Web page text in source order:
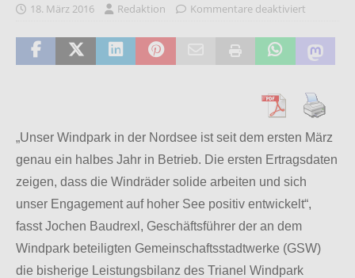
18. März 2016 Redaktion Kommentare deaktiviert
„Unser Windpark in der Nordsee ist seit dem ersten März
genau ein halbes Jahr in Betrieb. Die ersten Ertragsdaten
zeigen, dass die Windräder solide arbeiten und sich
unser Engagement auf hoher See positiv entwickelt“,
fasst Jochen Baudrexl, Geschäftsführer der an dem
Windpark beteiligten Gemeinschaftsstadtwerke (GSW)
die bisherige Leistungsbilanz des Trianel Windpark